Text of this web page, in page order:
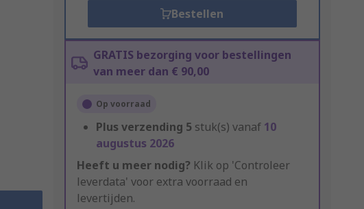
Bestellen
GRATIS bezorging voor bestellingen
van meer dan € 90,00
Op voorraad
Plus verzending 5 stuk(s) vanaf 10
augustus 2026
Heeft u meer nodig? Klik op 'Controleer
leverdata' voor extra voorraad en
levertijden.